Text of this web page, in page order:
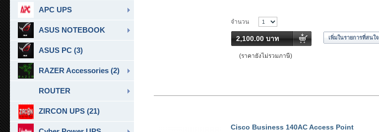
จำนวน
2,100.00 บาท เพิ่มในรายการที่สนใจ
(ราคายังไม่รวมภาษี)
Cisco Business 140AC Access Point
APC UPS
ASUS NOTEBOOK
ASUS PC (3)
RAZER Accessories (2)
ROUTER
ZIRCON UPS (21)